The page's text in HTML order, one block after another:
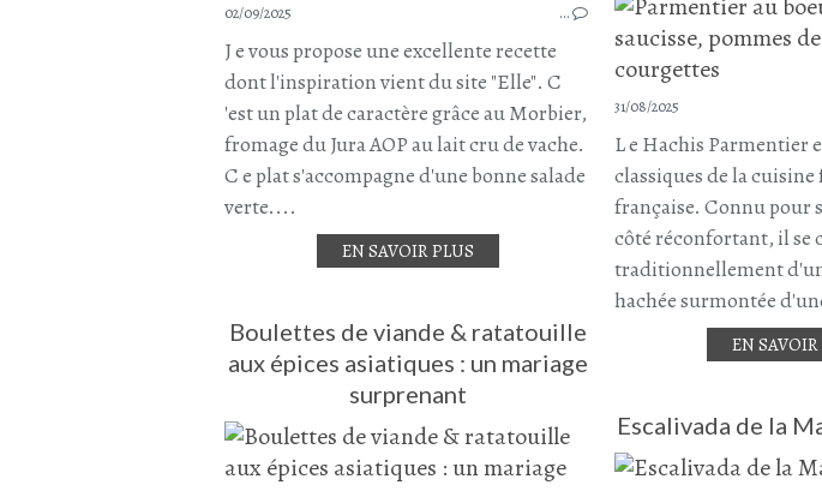
02/09/2025 …
J e vous propose une excellente recette
dont l'inspiration vient du site "Elle". C
'est un plat de caractère grâce au Morbier,
fromage du Jura AOP au lait cru de vache.
C e plat s'accompagne d'une bonne salade
verte....
EN SAVOIR PLUS
31/08/2025
L e Hachis Parmentier
classiques de la
française. Connu pour
côté réconfortant, il se
traditionnellement
hachée surmontée
EN
Boulettes de viande & ratatouille
aux épices asiatiques : un mariage
surprenant
Escalivada de la